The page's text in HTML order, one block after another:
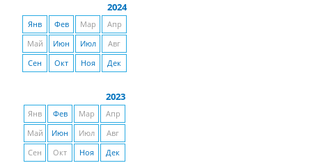
2024
Янв Фев Мар
Апр
Май
Июн Июл
Авг
Сен
Окт Ноя Дек
2023
Янв Фев Мар
Апр
Май
Июн Июл
Авг
Сен
Окт Ноя Дек